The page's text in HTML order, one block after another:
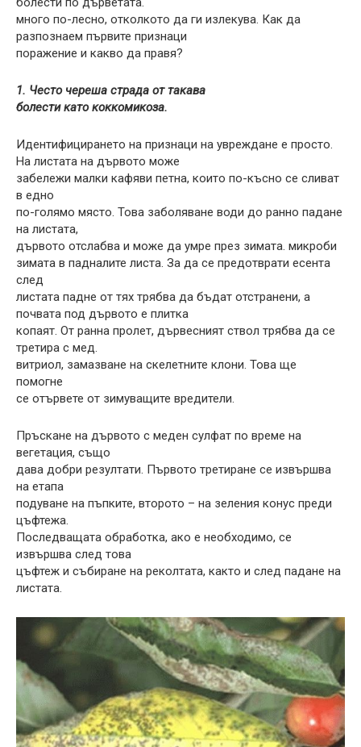
много по-лесно, отколкото да ги излекува. Как да
разпознаем първите признаци
поражение и какво да правя?
1. Често череша страда от такава
болести като коккомикоза.
Идентифицирането на признаци на увреждане е просто.
На листата на дървото може
забележи малки кафяви петна, които по-късно се сливат
в едно
по-голямо място. Това заболяване води до ранно падане
на листата,
дървото отслабва и може да умре през зимата. микроби
зимата в падналите листа. За да се предотврати есента
след
листата падне от тях трябва да бъдат отстранени, а
почвата под дървото е плитка
копаят. От ранна пролет, дървесният ствол трябва да се
третира с мед.
витриол, замазване на скелетните клони. Това ще
помогне
се отървете от зимуващите вредители.
Пръскане на дървото с меден сулфат по време на
вегетация, също
дава добри резултати. Първото третиране се извършва
на етапа
подуване на пъпките, второто – на зеления конус преди
цъфтежа.
Последващата обработка, ако е необходимо, се
извършва след това
цъфтеж и събиране на реколтата, както и след падане на
листата.